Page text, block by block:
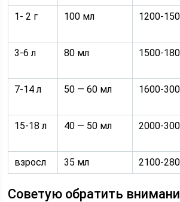
1- 2 г 100 мл 1200-
3-6 л 80 мл 1500-
7-14 л 50 — 60 мл 1600-
15-18 л 40 — 50 мл 2000-
взросл 35 мл 2100-
Советую обратить